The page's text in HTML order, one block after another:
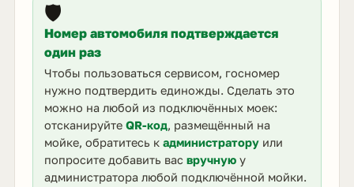
🛡️
Номер автомобиля подтверждается
один раз
Чтобы пользоваться сервисом, госномер
нужно подтвердить единожды. Сделать это
можно на любой из подключённых моек:
отсканируйте QR-код, размещённый на
мойке, обратитесь к администраторуили
попросите добавить вас вручнуюу
администратора любой подключённой мойки.